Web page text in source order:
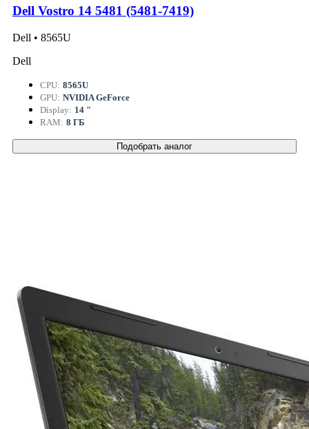
Dell Vostro 14 5481 (5481-7419)
Dell • 8565U
Dell
CPU: 8565U
GPU: NVIDIA GeForce
Display: 14 "
RAM: 8 ГБ
Подобрать аналог